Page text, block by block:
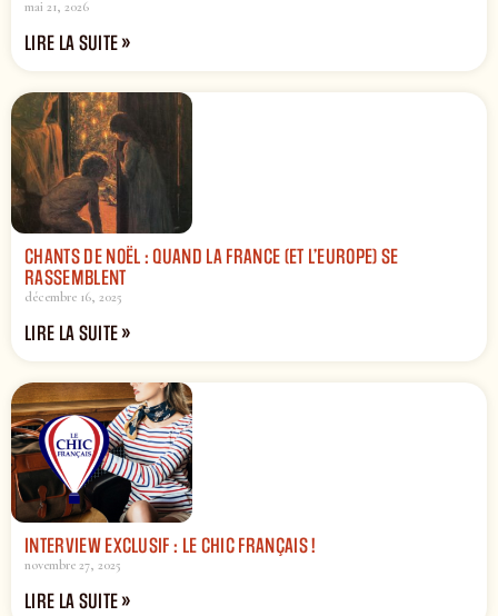
mai 21, 2026
LIRE LA SUITE »
CHANTS DE NOËL : QUAND LA FRANCE (ET L’EUROPE) SE
RASSEMBLENT
décembre 16, 2025
LIRE LA SUITE »
INTERVIEW EXCLUSIF : LE CHIC FRANÇAIS !
novembre 27, 2025
LIRE LA SUITE »